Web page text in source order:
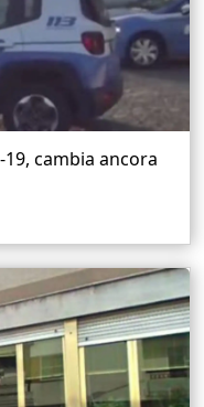
cambia ancora